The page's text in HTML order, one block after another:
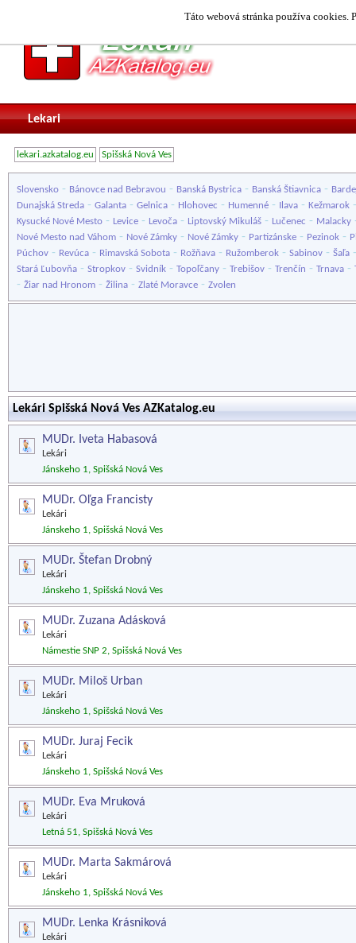
Táto webová stránka používa cookies.
Lekari
lekari.azkatalog.eu Spišská Nová Ves
Slovensko - Bánovce nad Bebravou - Banská Bystrica - Banská Štiavnica -
Dunajská Streda - Galanta - Gelnica - Hlohovec - Humenné - Ilava - Kežmarok
Kysucké Nové Mesto - Levice - Levoča - Liptovský Mikuláš - Lučenec - Malacky
Nové Mesto nad Váhom - Nové Zámky - Nové Zámky - Partizánske - Pezinok -
Púchov - Revúca - Rimavská Sobota - Rožňava - Ružomberok - Sabinov - Šaľa
Stará Ľubovňa - Stropkov - Svidník - Topoľčany - Trebišov - Trenčín - Trnava -
- Žiar nad Hronom - Žilina - Zlaté Moravce - Zvolen
Lekári Spišská Nová Ves AZKatalog.eu
MUDr. Iveta Habasová
Lekári
Jánskeho 1, Spišská Nová Ves
MUDr. Oľga Francisty
Lekári
Jánskeho 1, Spišská Nová Ves
MUDr. Štefan Drobný
Lekári
Jánskeho 1, Spišská Nová Ves
MUDr. Zuzana Adásková
Lekári
Námestie SNP 2, Spišská Nová Ves
MUDr. Miloš Urban
Lekári
Jánskeho 1, Spišská Nová Ves
MUDr. Juraj Fecik
Lekári
Jánskeho 1, Spišská Nová Ves
MUDr. Eva Mruková
Lekári
Letná 51, Spišská Nová Ves
MUDr. Marta Sakmárová
Lekári
Jánskeho 1, Spišská Nová Ves
MUDr. Lenka Krásniková
Lekári